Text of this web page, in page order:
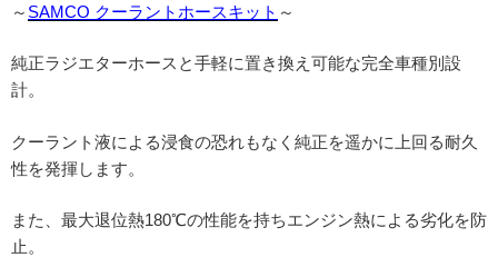
～ SAMCO クーラントホースキット ～
純正ラジエターホースと手軽に置き換え可能な完全車種別設
計。
クーラント液による浸食の恐れもなく純正を遥かに上回る耐久
性を発揮します。
また、最大退位熱180℃の性能を持ちエンジン熱による劣化を防
止。